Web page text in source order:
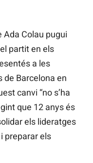
Colau pugui
partit en els
a les
de Barcelona en
canvi “no s’ha
que 12 anys és
els lideratges
preparar els